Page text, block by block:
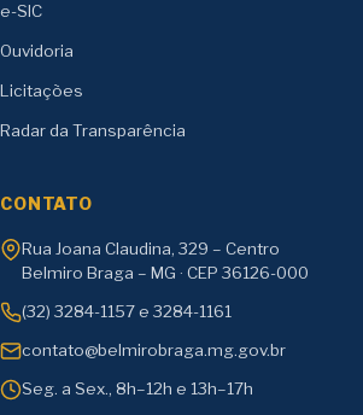
e-SIC
Ouvidoria
Licitações
Radar da Transparência
CONTATO
Rua Joana Claudina, 329 – Centro
Belmiro Braga – MG · CEP 36126-000
(32) 3284-1157 e 3284-1161
contato@belmirobraga.mg.gov.br
Seg. a Sex., 8h–12h e 13h–17h